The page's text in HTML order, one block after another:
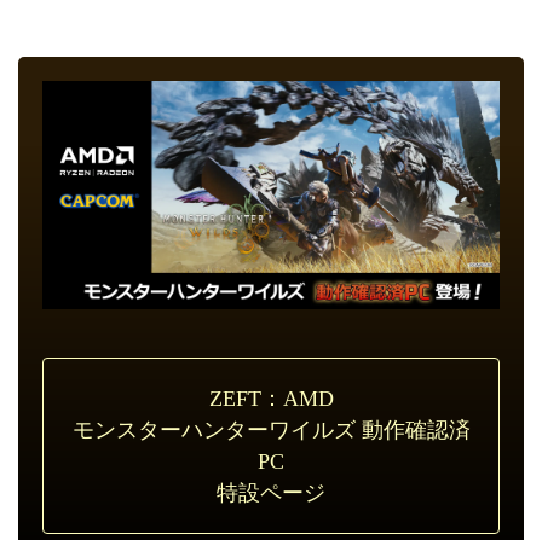
ZEFT：AMD
モンスターハンターワイルズ 動作確認済
PC
特設ページ